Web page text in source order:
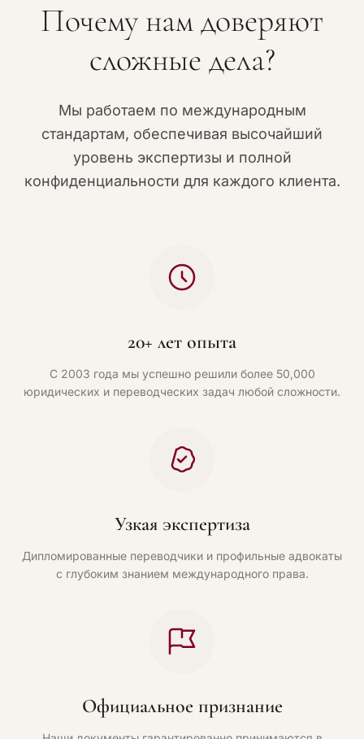
Почему нам доверяют
сложные дела?
Мы работаем по международным
стандартам, обеспечивая высочайший
уровень экспертизы и полной
конфиденциальности для каждого клиента.
20+ лет опыта
С 2003 года мы успешно решили более 50,000
юридических и переводческих задач любой сложности.
Узкая экспертиза
Дипломированные переводчики и профильные адвокаты
с глубоким знанием международного права.
Официальное признание